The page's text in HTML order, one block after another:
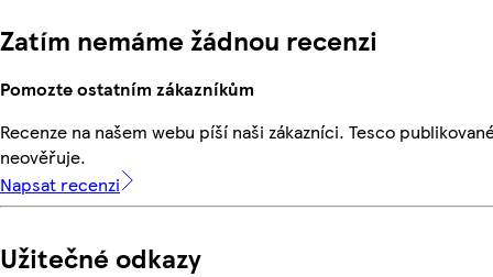
Zatím nemáme žádnou recenzi
Pomozte ostatním zákazníkům
Recenze na našem webu píší naši zákazníci. Tesco
neověřuje.
Napsat recenzi
Užitečné odkazy